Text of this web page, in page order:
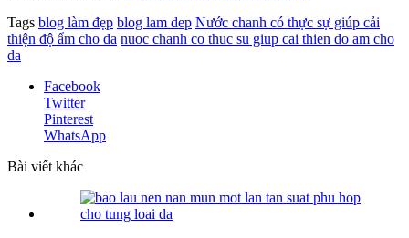
Tags blog làm đẹp blog lam dep Nước chanh có thực sự giúp cải
thiện độ ẩm cho da nuoc chanh co thuc su giup cai thien do am cho
da
Facebook
Twitter
Pinterest
WhatsApp
Bài viết khác